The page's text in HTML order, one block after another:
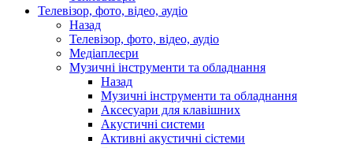
Телевізор, фото, відео, аудіо
Назад
Телевізор, фото, відео, аудіо
Медіаплеєри
Музичні інструменти та обладнання
Назад
Музичні інструменти та обладнання
Аксесуари для клавішних
Акустичні системи
Активні акустичні сістеми